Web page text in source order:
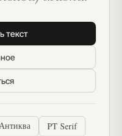
текст
PT Serif